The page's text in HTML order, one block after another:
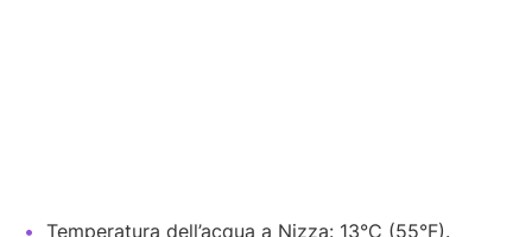
Temperatura dell’acqua a Nizza: 13°C (55°F).